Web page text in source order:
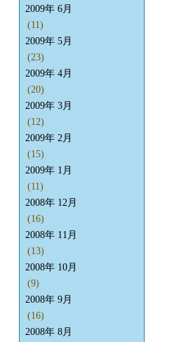
2009年 6月
(11)
2009年 5月
(23)
2009年 4月
(20)
2009年 3月
(12)
2009年 2月
(15)
2009年 1月
(11)
2008年 12月
(16)
2008年 11月
(13)
2008年 10月
(9)
2008年 9月
(16)
2008年 8月